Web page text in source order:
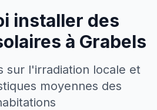
installer des
à Grabels
sur l'irradiation locale et
moyennes des